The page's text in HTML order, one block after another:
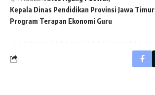
Kepala Dinas Pendidikan Provinsi Jawa Timur
Program Terapan Ekonomi Guru